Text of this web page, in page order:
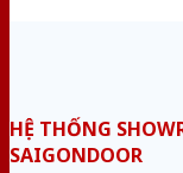
HỆ THỐNG
SAIGONDOOR